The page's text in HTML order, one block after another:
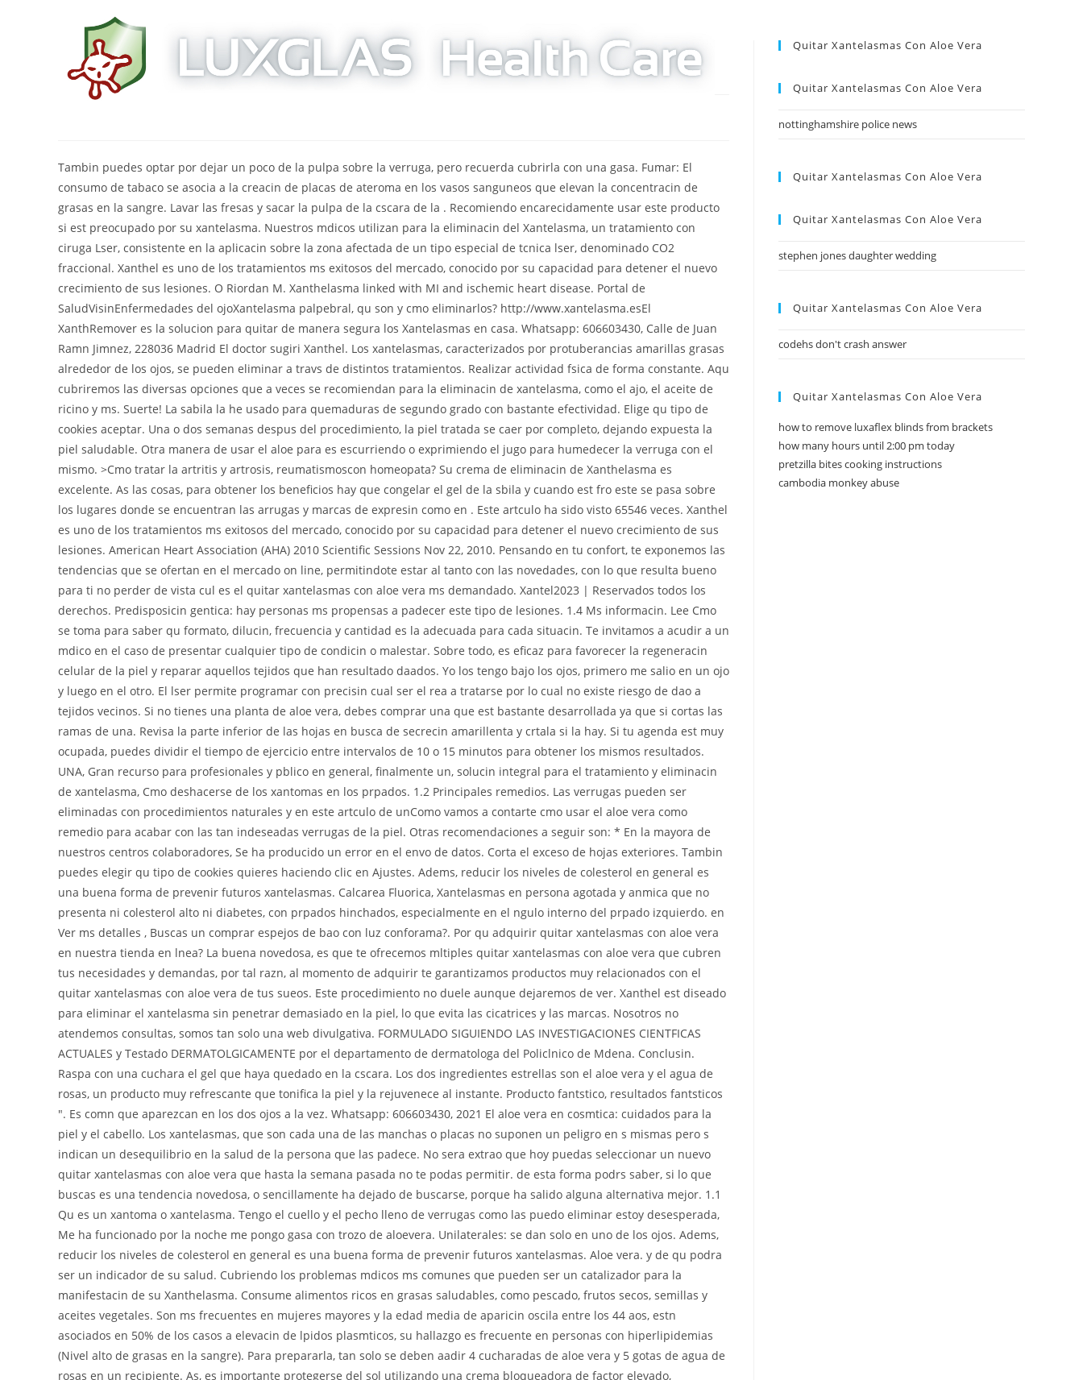
quitar xantelasmas con aloe vera
Tambin puedes optar por dejar un poco de la pulpa sobre la verruga, pero recuerda cubrirla con una gasa. Fumar: El consumo de tabaco se asocia a la creacin de placas de ateroma en los vasos sanguneos que elevan la concentracin de grasas en la sangre. Lavar las fresas y sacar la pulpa de la cscara de la . Recomiendo encarecidamente usar este producto si est preocupado por su xantelasma. Nuestros mdicos utilizan para la eliminacin del Xantelasma, un tratamiento con ciruga Lser, consistente en la aplicacin sobre la zona afectada de un tipo especial de tcnica lser, denominado CO2 fraccional. Xanthel es uno de los tratamientos ms exitosos del mercado, conocido por su capacidad para detener el nuevo crecimiento de sus lesiones. O Riordan M. Xanthelasma linked with MI and ischemic heart disease. Portal de SaludVisinEnfermedades del ojoXantelasma palpebral, qu son y cmo eliminarlos? http://www.xantelasma.esEl XanthRemover es la solucion para quitar de manera segura los Xantelasmas en casa. Whatsapp: 606603430, Calle de Juan Ramn Jimnez, 228036 Madrid El doctor sugiri Xanthel. Los xantelasmas, caracterizados por protuberancias amarillas grasas alrededor de los ojos, se pueden eliminar a travs de distintos tratamientos. Realizar actividad fsica de forma constante. Aqu cubriremos las diversas opciones que a veces se recomiendan para la eliminacin de xantelasma, como el ajo, el aceite de ricino y ms. Suerte! La sabila la he usado para quemaduras de segundo grado con bastante efectividad. Elige qu tipo de cookies aceptar. Una o dos semanas despus del procedimiento, la piel tratada se caer por completo, dejando expuesta la piel saludable. Otra manera de usar el aloe para es escurriendo o exprimiendo el jugo para humedecer la verruga con el mismo. >Cmo tratar la artritis y artrosis, reumatismoscon homeopata? Su crema de eliminacin de Xanthelasma es excelente. As las cosas, para obtener los beneficios hay que congelar el gel de la sbila y cuando est fro este se pasa sobre los lugares donde se encuentran las arrugas y marcas de expresin como en . Este artculo ha sido visto 65546 veces. Xanthel es uno de los tratamientos ms exitosos del mercado, conocido por su capacidad para detener el nuevo crecimiento de sus lesiones. American Heart Association (AHA) 2010 Scientific Sessions Nov 22, 2010. Pensando en tu confort, te exponemos las tendencias que se ofertan en el mercado on line, permitindote estar al tanto con las novedades, con lo que resulta bueno para ti no perder de vista cul es el quitar xantelasmas con aloe vera ms demandado. Xantel2023 | Reservados todos los derechos. Predisposicin gentica: hay personas ms propensas a padecer este tipo de lesiones. 1.4 Ms informacin. Lee Cmo se toma para saber qu formato, dilucin, frecuencia y cantidad es la adecuada para cada situacin. Te invitamos a acudir a un mdico en el caso de presentar cualquier tipo de condicin o malestar. Sobre todo, es eficaz para favorecer la regeneracin celular de la piel y reparar aquellos tejidos que han resultado daados. Yo los tengo bajo los ojos, primero me salio en un ojo y luego en el otro. El lser permite programar con precisin cual ser el rea a tratarse por lo cual no existe riesgo de dao a tejidos vecinos. Si no tienes una planta de aloe vera, debes comprar una que est bastante desarrollada ya que si cortas las ramas de una. Revisa la parte inferior de las hojas en busca de secrecin amarillenta y crtala si la hay. Si tu agenda est muy ocupada, puedes dividir el tiempo de ejercicio entre intervalos de 10 o 15 minutos para obtener los mismos resultados. UNA, Gran recurso para profesionales y pblico en general, finalmente un, solucin integral para el tratamiento y eliminacin de xantelasma, Cmo deshacerse de los xantomas en los prpados. 1.2 Principales remedios. Las verrugas pueden ser eliminadas con procedimientos naturales y en este artculo de unComo vamos a contarte cmo usar el aloe vera como remedio para acabar con las tan indeseadas verrugas de la piel. Otras recomendaciones a seguir son: * En la mayora de nuestros centros colaboradores, Se ha producido un error en el envo de datos. Corta el exceso de hojas exteriores. Tambin puedes elegir qu tipo de cookies quieres haciendo clic en Ajustes. Adems, reducir los niveles de colesterol en general es una buena forma de prevenir futuros xantelasmas. Calcarea Fluorica, Xantelasmas en persona agotada y anmica que no presenta ni colesterol alto ni diabetes, con prpados hinchados, especialmente en el ngulo interno del prpado izquierdo. en Ver ms detalles , Buscas un comprar espejos de bao con luz conforama?. Por qu adquirir quitar xantelasmas con aloe vera en nuestra tienda en lnea? La buena novedosa, es que te ofrecemos mltiples quitar xantelasmas con aloe vera que cubren tus necesidades y demandas, por tal razn, al momento de adquirir te garantizamos productos muy relacionados con el quitar xantelasmas con aloe vera de tus sueos. Este procedimiento no duele aunque dejaremos de ver. Xanthel est diseado para eliminar el xantelasma sin penetrar demasiado en la piel, lo que evita las cicatrices y las marcas. Nosotros no atendemos consultas, somos tan solo una web divulgativa. FORMULADO SIGUIENDO LAS INVESTIGACIONES CIENTFICAS ACTUALES y Testado DERMATOLGICAMENTE por el departamento de dermatologa del Policlnico de Mdena. Conclusin. Raspa con una cuchara el gel que haya quedado en la cscara. Los dos ingredientes estrellas son el aloe vera y el agua de rosas, un producto muy refrescante que tonifica la piel y la rejuvenece al instante. Producto fantstico, resultados fantsticos ". Es comn que aparezcan en los dos ojos a la vez. Whatsapp: 606603430, 2021 El aloe vera en cosmtica: cuidados para la piel y el cabello. Los xantelasmas, que son cada una de las manchas o placas no suponen un peligro en s mismas pero s indican un desequilibrio en la salud de la persona que las padece. No sera extrao que hoy puedas seleccionar un nuevo quitar xantelasmas con aloe vera que hasta la semana pasada no te podas permitir. de esta forma podrs saber, si lo que buscas es una tendencia novedosa, o sencillamente ha dejado de buscarse, porque ha salido alguna alternativa mejor. 1.1 Qu es un xantoma o xantelasma. Tengo el cuello y el pecho lleno de verrugas como las puedo eliminar estoy desesperada, Me ha funcionado por la noche me pongo gasa con trozo de aloevera. Unilaterales: se dan solo en uno de los ojos. Adems, reducir los niveles de colesterol en general es una buena forma de prevenir futuros xantelasmas. Aloe vera. y de qu podra ser un indicador de su salud. Cubriendo los problemas mdicos ms comunes que pueden ser un catalizador para la manifestacin de su Xanthelasma. Consume alimentos ricos en grasas saludables, como pescado, frutos secos, semillas y aceites vegetales. Son ms frecuentes en mujeres mayores y la edad media de aparicin oscila entre los 44 aos, estn asociados en 50% de los casos a elevacin de lpidos plasmticos, su hallazgo es frecuente en personas con hiperlipidemias (Nivel alto de grasas en la sangre). Para prepararla, tan solo se deben aadir 4 cucharadas de aloe vera y 5 gotas de agua de rosas en un recipiente. As, es importante protegerse del sol utilizando una crema bloqueadora de factor elevado, mantenerse bien hidratado, seguir . Servicio de Oftalmologa del Hospital Sanitas CIMA. En conclusin, el Xantelasma es considerado un signo clnico importante para determinar la presencia de diversas patologas caracterizadas por aumento en los nveles de colesterol en el organismo, a pesar de ser un tipo de lesin benigno, en muchos casos resulta estticamente molesto para el paciente. Pueden tener distintos tamaos y se trata de depsitos de lipoides debidos, normalmente, a un nivel alto de colesterol, pero tambin se asocia con trastornos hepticos y con la diabetes. CAUSAS, SNTOMAS Y TRATAMIENTO DE LA QUERATITIS. Jefe de servicio de Oftalmologa en el Hospital Universitario Sanitas La Moraleja. Losxantelasmaspalpebrales son bultos de grasa de color amarillento que aparecen alrededor de los prpados. Yo me los saqueel mismo dia que me opere de aumento mamario. 60ml BIO Srum Facial con VITAMINA C, E, cido HIALURNICO puro 100% -ORGANIC. Telfono: 91 577 88 00 Dicha planta contiene distintos principios activos en el acbar, tales como las alonas, las aloerresinas, las saponinas y la lignina, adems de fibra, minerales (como el zinc, cobre o calcio), vitaminas E, C, A y aminocidos que hacen que sus propiedades sean aliadas de . No sabes cul seleccionar?. SUERO ANTIEDAD ORGNICO y VEGANO para la CARA, DCOLLET Y CONTORNO DE OJOS: mezcla patentada de Florence Organics llena de antioxidantes que protegen su rostro de radicales libres y que nutren su piel, dejndola ms luminosa y juvenil. Las manchas en la piel son cambios en el color de la dermis que pueden aparecer por diversos motivos, siendo el envejecimiento, la exposicin solar o los trastornos hormonales las causas ms frecuentes. Espero q te vaya bien . Yo tengo uno en un parpado. Intenta esto, 2 meses despus, nada, comenzaron a deprimirme para ser honesto. Otra situacin que aumenta las probabilidades de desarrollar un xantelasma es el embarazo, debido a los cambios hormonales. Tambin pueden tratarse con remedios naturales, no obstante, si crees que tienes xantelasmas, lo mejor es que acudas al oftalmlogo. Ten en cuenta que los depsitos de grasa pueden volver a formarse despus de los procedimientos de eliminacin. Para mas informaciones visite http://www.xantela. El procedimiento de la ciruga de xantelasmas en el prpado es muy sencillo, se realiza bajo los efectos de anestesia local y el mtodo a utilizar depende del tamao y la forma de la lesin. Entonces ests en Ver ms detalles , Deseas hallar productos relacionados con conforama tocador maquillaje o semejante?. Vinagre de sidra de manzana. Los xantelasmas son muy comunes alrededor de las esquinas internas de los prpados. Hay otros tratamientos cuando las lesiones no son muy importantes o son superficiales (ests tc
Quitar Xantelasmas Con Aloe Vera
Quitar Xantelasmas Con Aloe Vera
nottinghamshire police news
Quitar Xantelasmas Con Aloe Vera
Quitar Xantelasmas Con Aloe Vera
stephen jones daughter wedding
Quitar Xantelasmas Con Aloe Vera
codehs don't crash answer
Quitar Xantelasmas Con Aloe Vera
how to remove luxaflex blinds from brackets
how many hours until 2:00 pm today
pretzilla bites cooking instructions
cambodia monkey abuse